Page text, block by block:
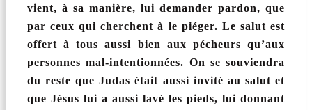
vient, à sa manière, lui demander pardon, que
par ceux qui cherchent à le piéger. Le salut est
offert à tous aussi bien aux pécheurs qu’aux
personnes mal-intentionnées. On se souviendra
du reste que Judas était aussi invité au salut et
que Jésus lui a aussi lavé les pieds, lui donnant